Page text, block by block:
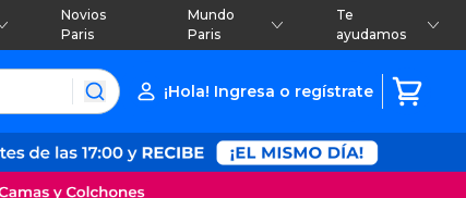
Novios
Paris
Mundo
Paris
Te
ayudamos
¡Hola! Ingresa o regístrate